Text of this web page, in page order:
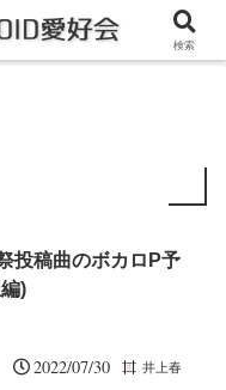
しませんか？
投稿曲のボカロP予
)
2022/07/30 井上春
検索